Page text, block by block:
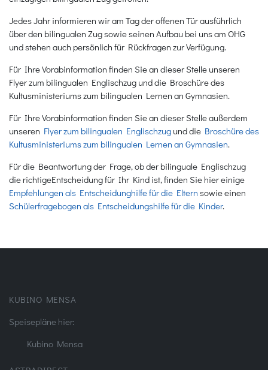
Jedes Jahr informieren wir am Tag der offenen Tür ausführlich
über den bilingualen Zug sowie seinen Aufbau bei uns am OHG
und stehen auch persönlich für Rückfragen zur Verfügung.
Für Ihre Vorabinformation finden Sie an dieser Stelle unseren
Flyer zum bilingualen Englischzug und die Broschüre des
Kultusministeriums zum bilingualen Lernen an Gymnasien.
Für Ihre Vorabinformation finden Sie an dieser Stelle außerdem
unseren Flyer zum bilingualen Englischzug und die Broschüre des
Kultusministeriums zum bilingualen Lernen an Gymnasien.
Für die Beantwortung der Frage, ob der bilinguale Englischzug
die richtigeEntscheidung für Ihr Kind ist, finden Sie hier einige
Empfehlungen als Entscheidunghilfe für die Eltern sowie einen
Schülerfragebogen als Entscheidungshilfe für die Kinder.
KUBINO MENSA
Speisepläne hier:
Kubino Mensa